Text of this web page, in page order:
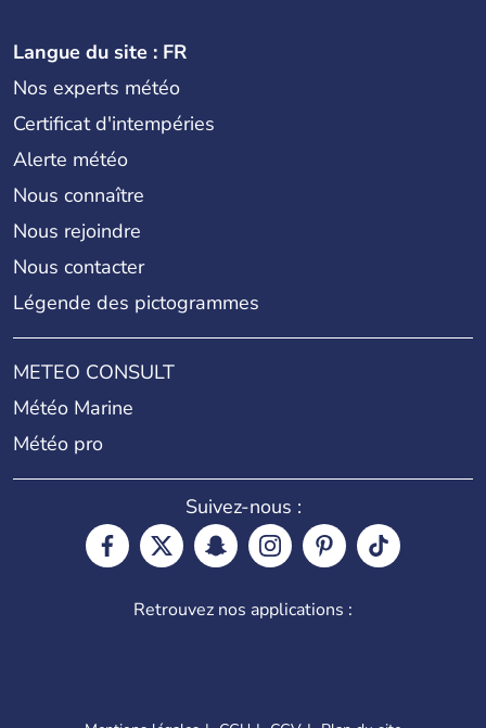
Langue du site : FR
Nos experts météo
Certificat d'intempéries
Alerte météo
Nous connaître
Nous rejoindre
Nous contacter
Légende des pictogrammes
METEO CONSULT
Météo Marine
Météo pro
Suivez-nous :
Retrouvez nos applications :